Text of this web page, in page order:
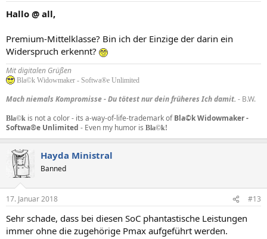
Hallo @ all,
Premium-Mittelklasse? Bin ich der Einzige der darin ein
Widerspruch erkennt?
Mit digitalen Grüßen
Bla©k Widowmaker - Softwa®e Unlimited
Mach niemals Kompromisse - Du tötest nur dein früheres Ich damit. - B.W.
Bla©k is not a color - its a-way-of-life-trademark ofBla©kWidowmaker -
Softwa®e Unlimited - Even my humor is Bla©k!
Hayda Ministral
Banned
17. Januar 2018 #13
Sehr schade, dass bei diesen SoC phantastische Leistungen
immer ohne die zugehörige Pmax aufgeführt werden.